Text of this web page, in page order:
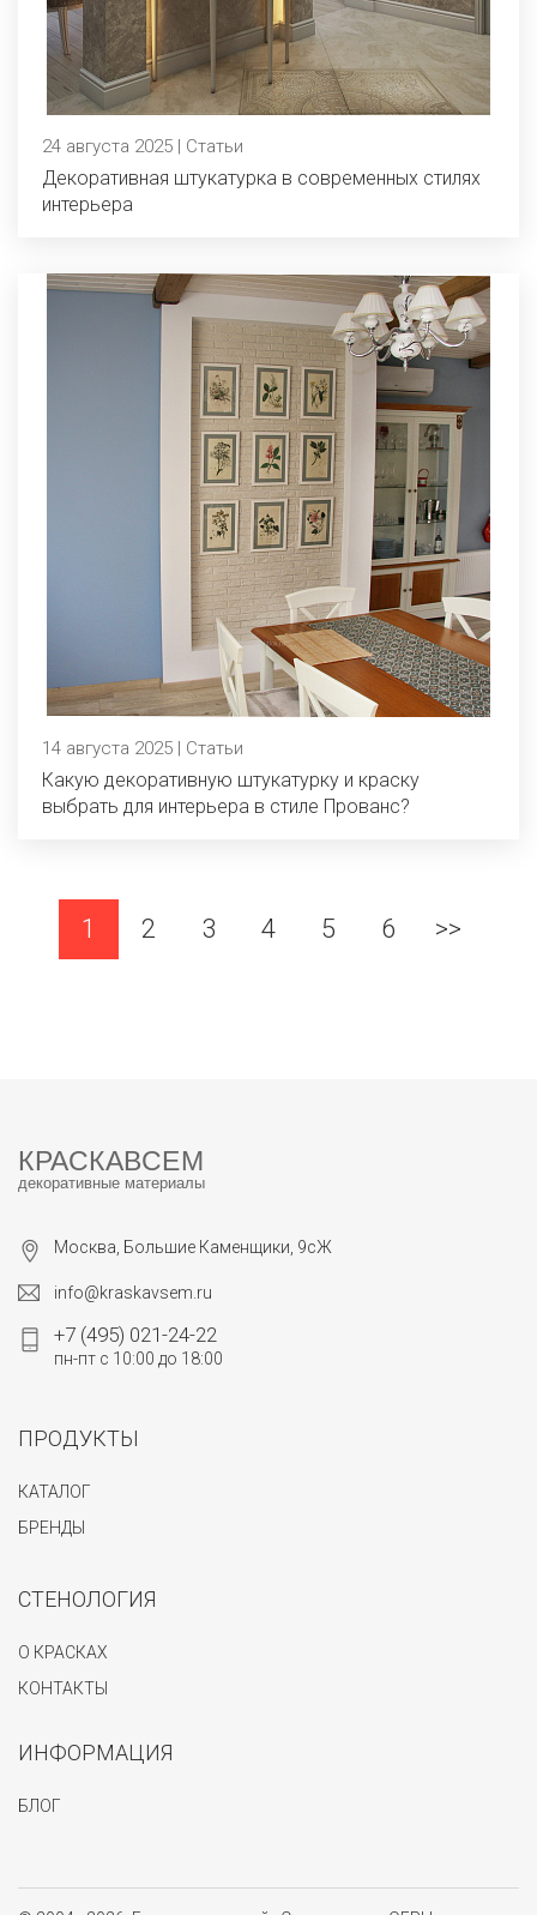
24 августа 2025 | Статьи
Декоративная штукатурка в современных стилях
интерьера
14 августа 2025 | Статьи
Какую декоративную штукатурку и краску
выбрать для интерьера в стиле Прованс?
1 2 3 4 5 6 >>
КРАСКАВСЕМ
декоративные материалы
Москва, Большие Каменщики, 9сЖ
info@kraskavsem.ru
+7 (495) 021-24-22
пн-пт с 10:00 до 18:00
ПРОДУКТЫ
КАТАЛОГ
БРЕНДЫ
СТЕНОЛОГИЯ
О КРАСКАХ
КОНТАКТЫ
ИНФОРМАЦИЯ
БЛОГ